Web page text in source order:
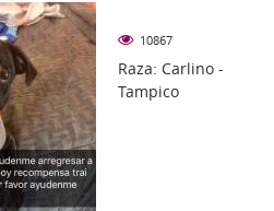
10867
Raza: Carlino -
Tampico